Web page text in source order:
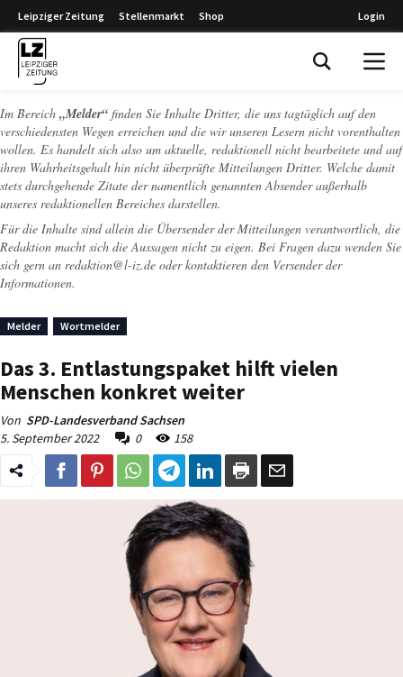
Leipziger Zeitung Stellenmarkt Shop Login
Im Bereich „Melder“ finden Sie Inhalte Dritter, die uns tagtäglich auf den
verschiedensten Wegen erreichen und die wir unseren Lesern nicht vorenthalten
wollen. Es handelt sich also um aktuelle, redaktionell nicht bearbeitete und auf
ihren Wahrheitsgehalt hin nicht überprüfte Mitteilungen Dritter. Welche damit
stets durchgehende Zitate der namentlich genannten Absender außerhalb
unseres redaktionellen Bereiches darstellen.
Für die Inhalte sind allein die Übersender der Mitteilungen verantwortlich, die
Redaktion macht sich die Aussagen nicht zu eigen. Bei Fragen dazu wenden Sie
sich gern an redaktion@l-iz.de oder kontaktieren den Versender der
Informationen.
Melder Wortmelder
Das 3. Entlastungspaket hilft vielen
Menschen konkret weiter
Von SPD-Landesverband Sachsen
5. September 2022
0 158